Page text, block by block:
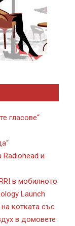
гласове“
Radiohead и
в мобилното
Launch
котката със
в домовете